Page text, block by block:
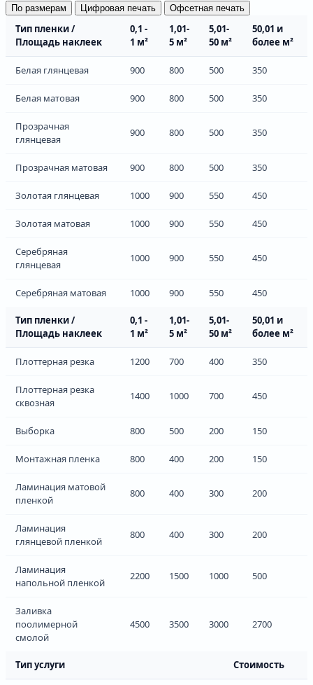
По размерам
Цифровая печать Офсетная печать
Тип пленки /
Площадь наклеек
0,1 -
1 м²
1,01-
5 м²
5,01-
50 м²
50,01 и
более м²
Белая глянцевая 900 800 500 350
Белая матовая 900 800 500 350
Прозрачная
глянцевая
900 800 500 350
Прозрачная матовая 900 800 500 350
Золотая глянцевая 1000 900 550 450
Золотая матовая 1000 900 550 450
Серебряная
глянцевая
1000 900 550 450
Серебряная матовая 1000 900 550 450
Тип пленки /
Площадь наклеек
0,1 -
1 м²
1,01-
5 м²
5,01-
50 м²
50,01 и
более м²
Плоттерная резка 1200 700 400 350
Плоттерная резка
сквозная
1400 1000 700 450
Выборка 800 500 200 150
Монтажная пленка 800 400 200 150
Ламинация матовой
пленкой
800 400 300 200
Ламинация
глянцевой пленкой
800 400 300 200
Ламинация
напольной пленкой
2200 1500 1000 500
Заливка
поолимерной
смолой
4500 3500 3000 2700
Тип услуги Стоимость